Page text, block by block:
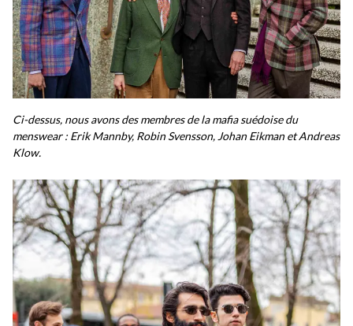
Ci-dessus, nous avons des membres de la mafia suédoise du
menswear : Erik Mannby, Robin Svensson, Johan Eikman et Andreas
Klow.